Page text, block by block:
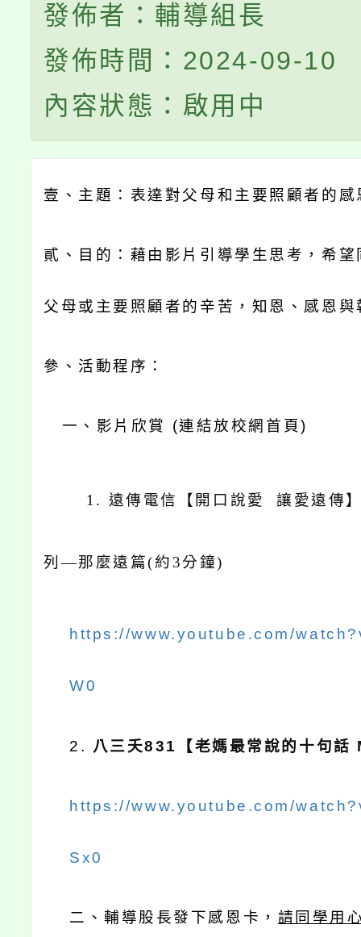
發佈者：輔導組長
發佈時間：2024-09-10
內容狀態：啟用中
壹、主題：表達對父母和主要照顧者的感
貳、目的：藉由影片引導學生思考，希
父母或主要照顧者的辛苦，知恩、感恩與
參、 活動程序：
一、影片欣賞 (連結放校網首頁)
1. 遠傳電信【開口說愛 讓愛遠傳
列—那麼遠篇(約 3分鐘)
https://www.youtube.com/
W0
2. 八三夭831 【老媽最常說的十句話
https://www.youtube.com/
Sx0
二、輔導股長發下感恩卡， 請同學用